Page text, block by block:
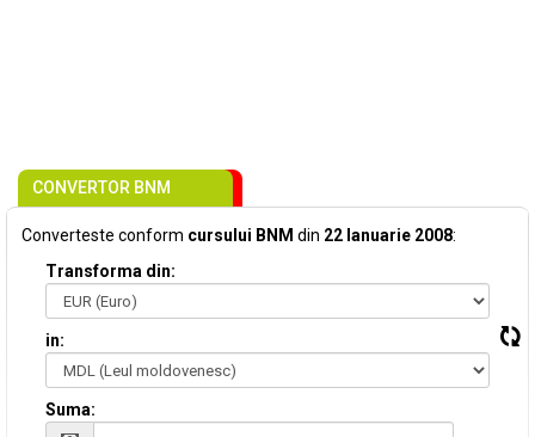
CONVERTOR BNM
Converteste conform cursului BNM din 22 Ianuarie 2008:
Transforma din:
in:
Suma: